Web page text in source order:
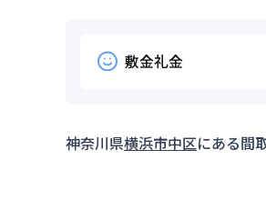
敷金礼金
神奈川県横浜市中区にある間